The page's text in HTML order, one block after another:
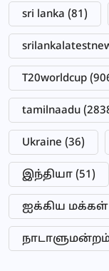
sri lanka (81)
T20worldcup
tamilnaadu
Ukraine (36)
இந்தியா (51)
ஐக்கிய மக்கள்